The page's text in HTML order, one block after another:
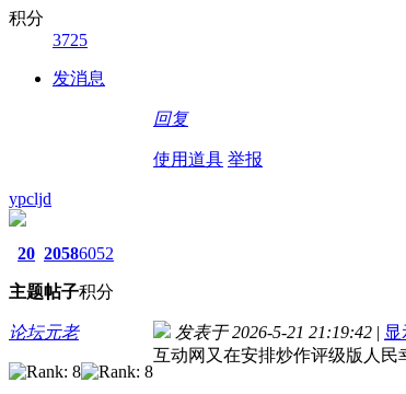
积分
3725
发消息
回复
使用道具 举报
ypcljd
20
主题
2058
帖子
6052
积分
论坛元老 发表于 2026-5-21 21:19:42 |
互动网又在安排炒作评级版人民